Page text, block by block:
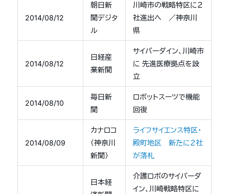
2014/08/12
朝日新
聞デジタ
ル
川崎市の戦略特区に２
社進出へ ／神奈川
県
2014/08/12
日経産
業新聞
サイバーダイン、川崎市
に 先進医療拠点を設
立
2014/08/10
毎日新
聞
ロボットスーツで機能
回復
2014/08/09
カナロコ
（神奈川
新聞）
ライフサイエンス特区・
殿町地区 新たに２社
が落札
日本経
介護ロボのサイバーダ
イン、川崎戦略特区に